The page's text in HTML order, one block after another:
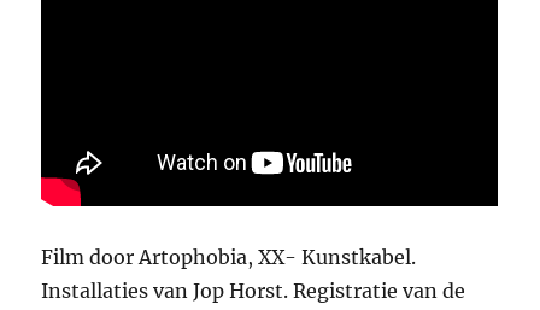
Film door Artophobia, XX- Kunstkabel.
Installaties van Jop Horst. Registratie van de